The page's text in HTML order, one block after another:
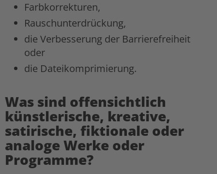
Farbkorrekturen,
Rauschunterdrückung,
die Verbesserung der Barrierefreiheit
oder
die Dateikomprimierung.
Was sind offensichtlich
künstlerische, kreative,
satirische, fiktionale oder
analoge Werke oder
Programme?